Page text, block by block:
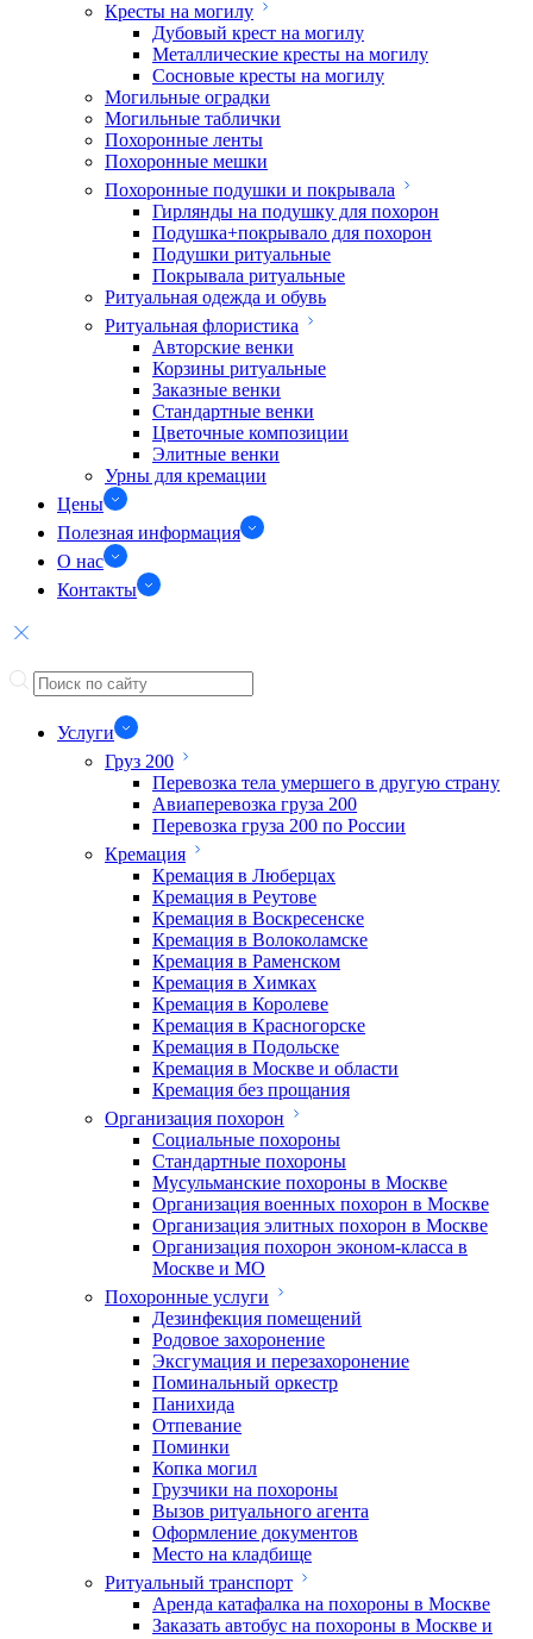
Кресты на могилу
Дубовый крест на могилу
Металлические кресты на могилу
Сосновые кресты на могилу
Могильные оградки
Могильные таблички
Похоронные ленты
Похоронные мешки
Похоронные подушки и покрывала
Гирлянды на подушку для похорон
Подушка+покрывало для похорон
Подушки ритуальные
Покрывала ритуальные
Ритуальная одежда и обувь
Ритуальная флористика
Авторские венки
Корзины ритуальные
Заказные венки
Стандартные венки
Цветочные композиции
Элитные венки
Урны для кремации
Цены
Полезная информация
О нас
Контакты
Услуги
Груз 200
Перевозка тела умершего в другую страну
Авиаперевозка груза 200
Перевозка груза 200 по России
Кремация
Кремация в Люберцах
Кремация в Реутове
Кремация в Воскресенске
Кремация в Волоколамске
Кремация в Раменском
Кремация в Химках
Кремация в Королеве
Кремация в Красногорске
Кремация в Подольске
Кремация в Москве и области
Кремация без прощания
Организация похорон
Социальные похороны
Стандартные похороны
Мусульманские похороны в Москве
Организация военных похорон в Москве
Организация элитных похорон в Москве
Организация похорон эконом-класса в
Москве и МО
Похоронные услуги
Дезинфекция помещений
Родовое захоронение
Эксгумация и перезахоронение
Поминальный оркестр
Панихида
Отпевание
Поминки
Копка могил
Грузчики на похороны
Вызов ритуального агента
Оформление документов
Место на кладбище
Ритуальный транспорт
Аренда катафалка на похороны в Москве
Заказать автобус на похороны в Москве и